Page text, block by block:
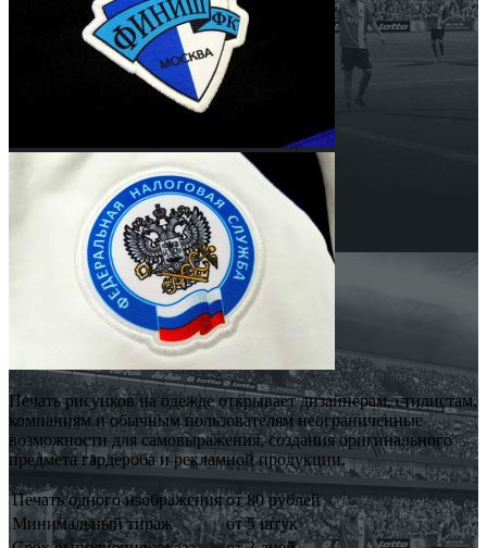
Печать рисунков на одежде открывает дизайнерам, стилистам,
компаниям и обычным пользователям неограниченные
возможности для самовыражения, создания оригинального
предмета гардероба и рекламной продукции.
Печать одного изображения от 80 рублей
Минимальный тираж
от 5 штук